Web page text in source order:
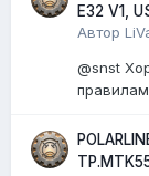
E32 V1,
Автор
@snst